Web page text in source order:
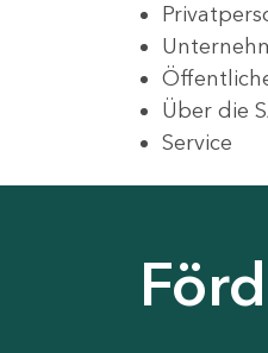
Über die
Service